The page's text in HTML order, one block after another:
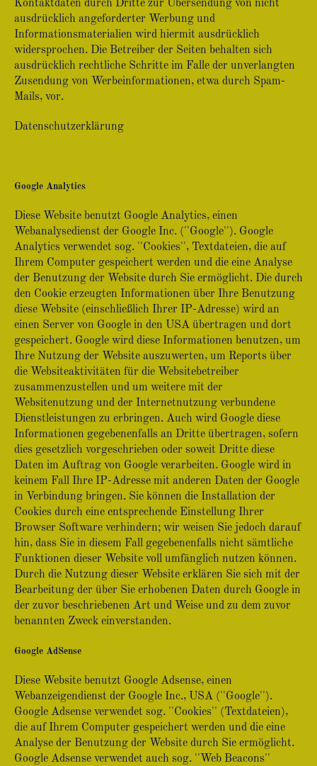
Kontaktdaten durch Dritte zur Übersendung von nicht
ausdrücklich angeforderter Werbung und
Informationsmaterialien wird hiermit ausdrücklich
widersprochen. Die Betreiber der Seiten behalten sich
ausdrücklich rechtliche Schritte im Falle der unverlangten
Zusendung von Werbeinformationen, etwa durch Spam-
Mails, vor.
Datenschutzerklärung
Google Analytics
Diese Website benutzt Google Analytics, einen
Webanalysedienst der Google Inc. (''Google''). Google
Analytics verwendet sog. ''Cookies'', Textdateien, die auf
Ihrem Computer gespeichert werden und die eine Analyse
der Benutzung der Website durch Sie ermöglicht. Die durch
den Cookie erzeugten Informationen über Ihre Benutzung
diese Website (einschließlich Ihrer IP-Adresse) wird an
einen Server von Google in den USA übertragen und dort
gespeichert. Google wird diese Informationen benutzen, um
Ihre Nutzung der Website auszuwerten, um Reports über
die Websiteaktivitäten für die Websitebetreiber
zusammenzustellen und um weitere mit der
Websitenutzung und der Internetnutzung verbundene
Dienstleistungen zu erbringen. Auch wird Google diese
Informationen gegebenenfalls an Dritte übertragen, sofern
dies gesetzlich vorgeschrieben oder soweit Dritte diese
Daten im Auftrag von Google verarbeiten. Google wird in
keinem Fall Ihre IP-Adresse mit anderen Daten der Google
in Verbindung bringen. Sie können die Installation der
Cookies durch eine entsprechende Einstellung Ihrer
Browser Software verhindern; wir weisen Sie jedoch darauf
hin, dass Sie in diesem Fall gegebenenfalls nicht sämtliche
Funktionen dieser Website voll umfänglich nutzen können.
Durch die Nutzung dieser Website erklären Sie sich mit der
Bearbeitung der über Sie erhobenen Daten durch Google in
der zuvor beschriebenen Art und Weise und zu dem zuvor
benannten Zweck einverstanden.
Google AdSense
Diese Website benutzt Google Adsense, einen
Webanzeigendienst der Google Inc., USA (''Google'').
Google Adsense verwendet sog. ''Cookies'' (Textdateien),
die auf Ihrem Computer gespeichert werden und die eine
Analyse der Benutzung der Website durch Sie ermöglicht.
Google Adsense verwendet auch sog. ''Web Beacons''